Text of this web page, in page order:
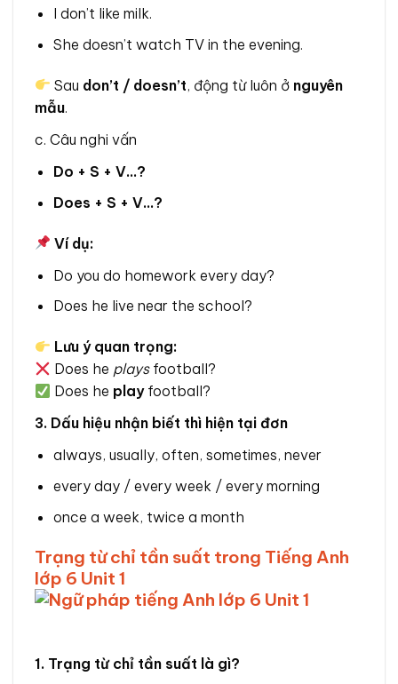
I don’t like milk.
She doesn’t watch TV in the evening.
Sau don’t / doesn’t, động từ luôn ở nguyên
mẫu.
c. Câu nghi vấn
Do + S + V…?
Does + S + V…?
Ví dụ:
Do you do homework every day?
Does he live near the school?
Lưu ý quan trọng:
Does he playsfootball?
Does he playfootball?
3. Dấu hiệu nhận biết thì hiện tại đơn
always, usually, often, sometimes, never
every day / every week / every morning
once a week, twice a month
Trạng từ chỉ tần suất trong Tiếng Anh
lớp 6 Unit 1
1. Trạng từ chỉ tần suất là gì?